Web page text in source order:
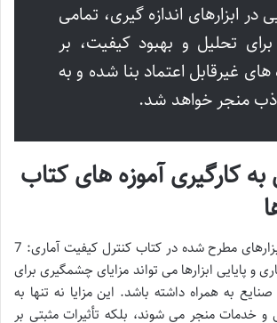
در ابزارهای اندازه گیری، تمامی
تحلیل و بهبود کیفیت، بر
های غیرقابل اعتماد بنا شده و به
منجر خواهد شد.
به کارگیری آموزه های کتاب
استفاده از اصول و ابزارهای مطرح شده در کتاب کنترل کیفیت آماری: 7
و پایایی ابزارها می تواند مزایای چشمگیری برای
به همراه داشته باشد. این مزایا نه تنها به
خدمات منجر می شوند، بلکه تأثیرات مثبتی بر